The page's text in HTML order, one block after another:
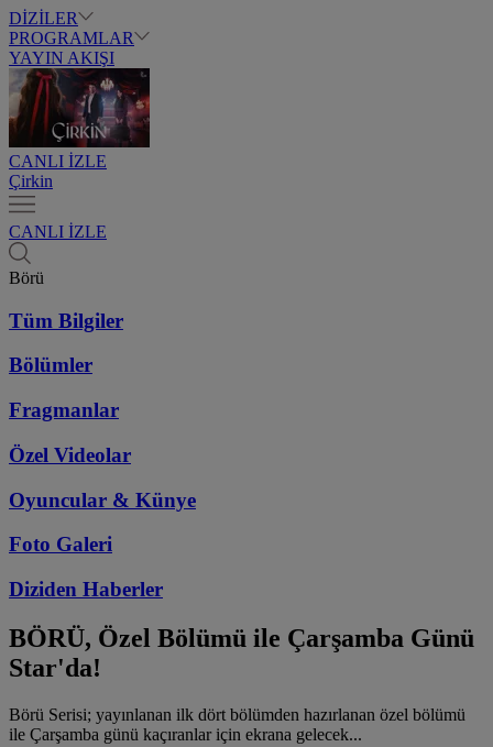
DİZİLER
PROGRAMLAR
YAYIN AKIŞI
CANLI İZLE
Çirkin
CANLI İZLE
Börü
Tüm Bilgiler
Bölümler
Fragmanlar
Özel Videolar
Oyuncular & Künye
Foto Galeri
Diziden Haberler
BÖRÜ, Özel Bölümü ile Çarşamba Günü
Star'da!
Börü Serisi; yayınlanan ilk dört bölümden hazırlanan özel bölümü
ile Çarşamba günü kaçıranlar için ekrana gelecek...